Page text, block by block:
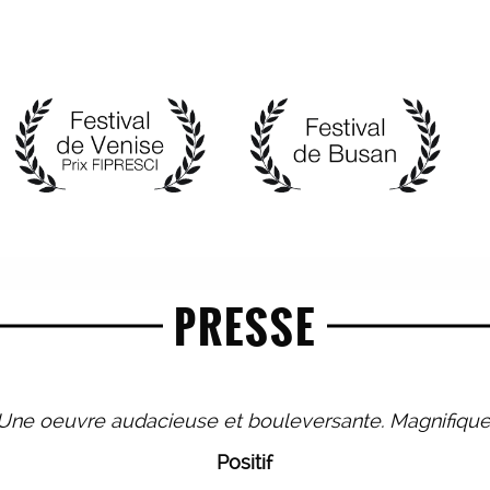
PRESSE
oeuvre audacieuse et bouleversante.
Positif